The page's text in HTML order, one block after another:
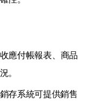
應付帳報表、商品
。
存系統可提供銷售